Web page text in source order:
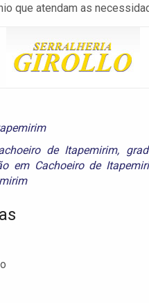
que atendam as
de Itapemirim,
em Cachoeiro de